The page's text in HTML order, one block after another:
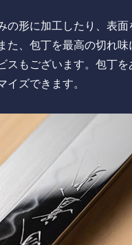
の形に加工したり、表面
た、包丁を最高の切れ
スもございます。包丁
ズできます。